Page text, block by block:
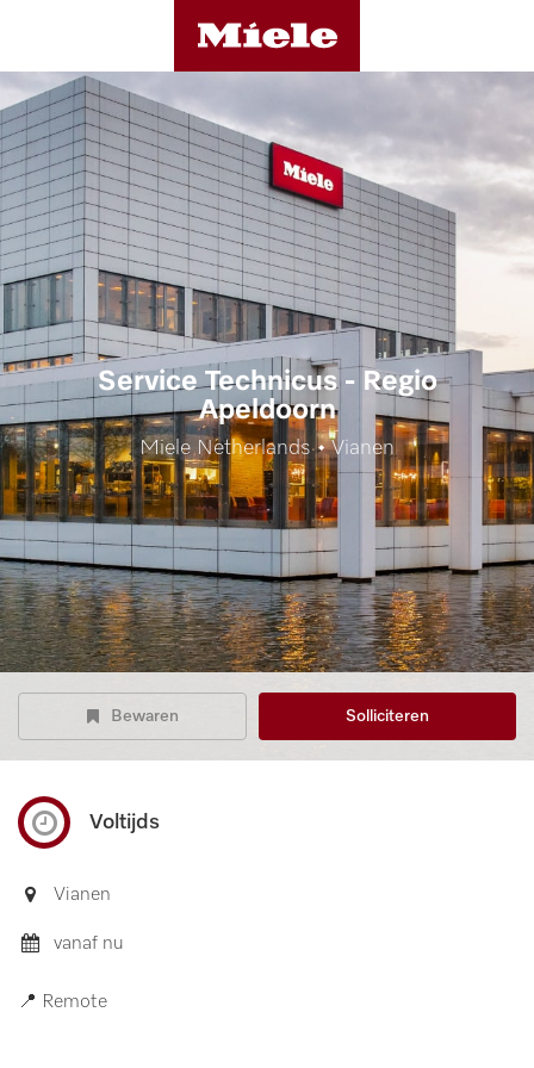
Service Technicus - Regio
Apeldoorn
Miele Netherlands • Vianen
Bewaren Solliciteren
Voltijds
Vianen
vanaf nu
📍 Remote